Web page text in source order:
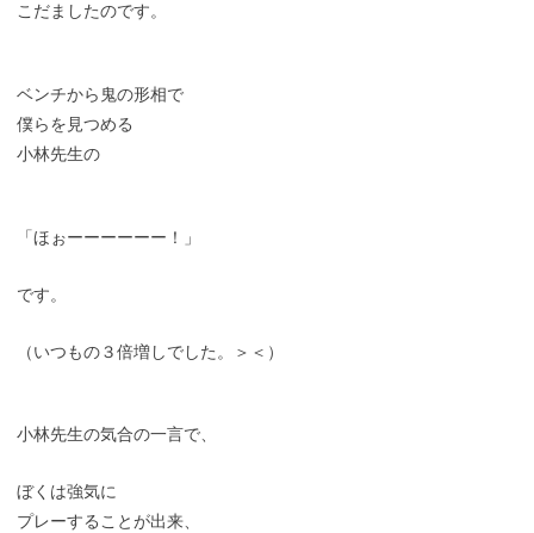
こだましたのです。
ベンチから鬼の形相で
僕らを見つめる
小林先生の
「ほぉーーーーーー！」
です。
（いつもの３倍増しでした。＞＜）
小林先生の気合の一言で、
ぼくは強気に
プレーすることが出来、